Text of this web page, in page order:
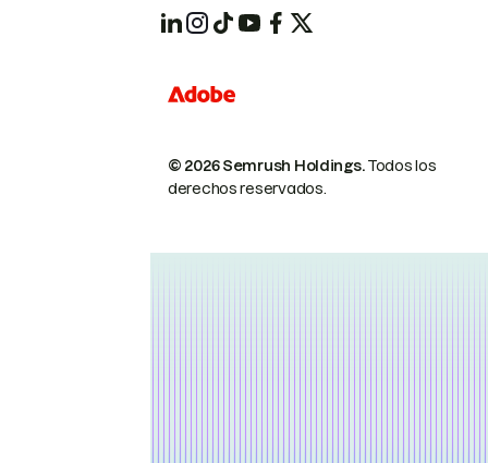
© 2026 Semrush Holdings.Todos los
derechos reservados.